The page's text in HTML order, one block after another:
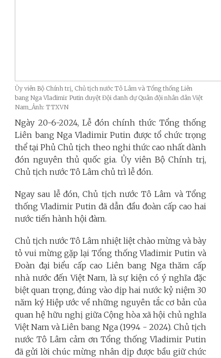
Ủy viên Bộ Chính trị, Chủ tịch nước Tô Lâm và Tổng thống Liên
bang Nga Vladimir Putin duyệt Đội danh dự Quân đội nhân dân Việt
Nam_Ảnh: TTXVN
Ngày 20-6-2024, Lễ đón chính thức Tổng thống
Liên bang Nga Vladimir Putin được tổ chức trọng
thể tại Phủ Chủ tịch theo nghi thức cao nhất dành
đón nguyên thủ quốc gia. Ủy viên Bộ Chính trị,
Chủ tịch nước Tô Lâm chủ trì lễ đón.
Ngay sau lễ đón, Chủ tịch nước Tô Lâm và Tổng
thống Vladimir Putin đã dẫn đầu đoàn cấp cao hai
nước tiến hành hội đàm.
Chủ tịch nước Tô Lâm nhiệt liệt chào mừng và bày
tỏ vui mừng gặp lại Tổng thống Vladimir Putin và
Đoàn đại biểu cấp cao Liên bang Nga thăm cấp
nhà nước đến Việt Nam, là sự kiện có ý nghĩa đặc
biệt quan trọng, đúng vào dịp hai nước kỷ niệm 30
năm ký Hiệp ước về những nguyên tắc cơ bản của
quan hệ hữu nghị giữa Cộng hòa xã hội chủ nghĩa
Việt Nam và Liên bang Nga (1994 - 2024). Chủ tịch
nước Tô Lâm cảm ơn Tổng thống Vladimir Putin
đã gửi lời chúc mừng nhân dịp được bầu giữ chức